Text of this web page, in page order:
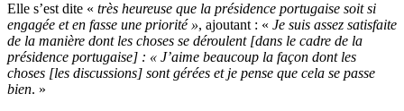
Elle s’est dite « très heureuse que la présidence portugaise soit si
engagée et en fasse une priorité », ajoutant : « Je suis assez satisfaite
de la manière dont les choses se déroulent [dans le cadre de la
présidence portugaise] : « J’aime beaucoup la façon dont les
choses [les discussions] sont gérées et je pense que cela se passe
bien. »